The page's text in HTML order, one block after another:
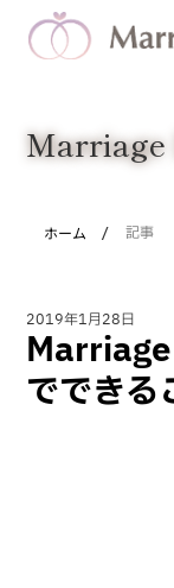
Marriage
Marriage
ホーム / 記事
でできる
2019年1月28日